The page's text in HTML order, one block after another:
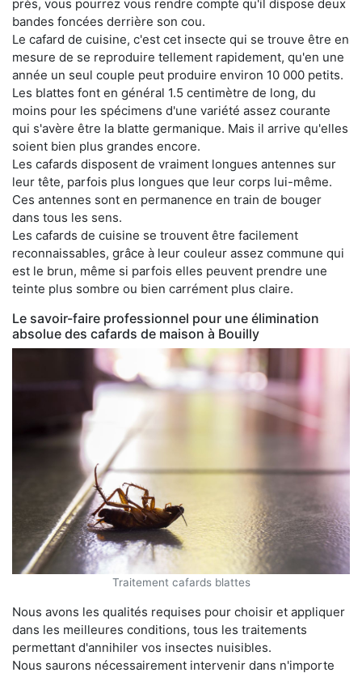
près, vous pourrez vous rendre compte qu'il dispose deux
bandes foncées derrière son cou.
Le cafard de cuisine, c'est cet insecte qui se trouve être en
mesure de se reproduire tellement rapidement, qu'en une
année un seul couple peut produire environ 10 000 petits.
Les blattes font en général 1.5 centimètre de long, du
moins pour les spécimens d'une variété assez courante
qui s'avère être la blatte germanique. Mais il arrive qu'elles
soient bien plus grandes encore.
Les cafards disposent de vraiment longues antennes sur
leur tête, parfois plus longues que leur corps lui-même.
Ces antennes sont en permanence en train de bouger
dans tous les sens.
Les cafards de cuisine se trouvent être facilement
reconnaissables, grâce à leur couleur assez commune qui
est le brun, même si parfois elles peuvent prendre une
teinte plus sombre ou bien carrément plus claire.
Le savoir-faire professionnel pour une élimination
absolue des cafards de maison à Bouilly
Traitement cafards blattes
Nous avons les qualités requises pour choisir et appliquer
dans les meilleures conditions, tous les traitements
permettant d'annihiler vos insectes nuisibles.
Nous saurons nécessairement intervenir dans n'importe